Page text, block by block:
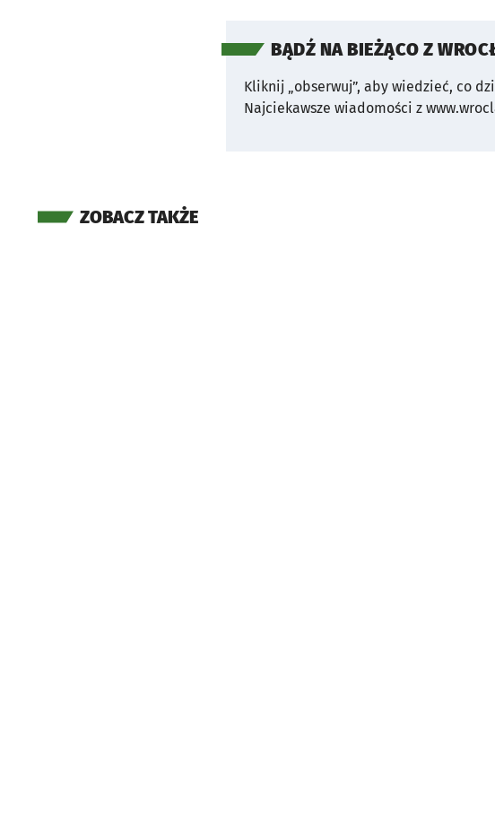
BĄDŹ NA BIEŻĄCO Z
Kliknij „obserwuj”, aby wiedzieć, co
Najciekawsze wiadomości z
ZOBACZ TAKŻE